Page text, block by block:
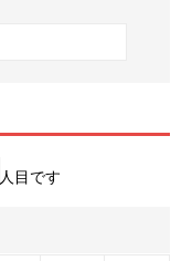
人目です